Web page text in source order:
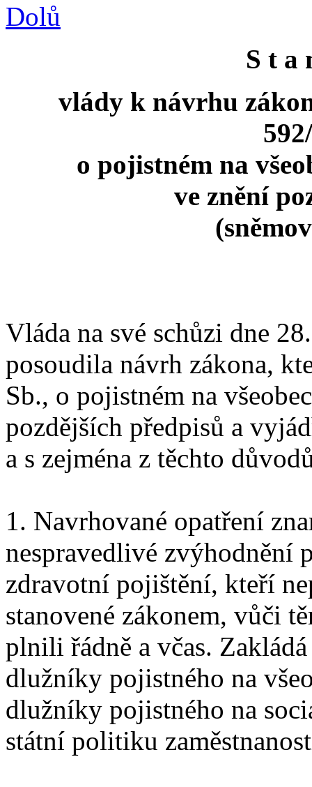
Dolů
S t a
vlády k návrhu
o pojistném na
ve znění
Vláda na své schůzi dne
posoudila návrh zákona,
Sb., o pojistném na
pozdějších předpisů a
a s zejména z těchto
1. Navrhované opatření
nespravedlivé zvýhodnění
zdravotní pojištění, kteří
stanovené zákonem, vůči
plnili řádně a včas.
dlužníky pojistného na
dlužníky pojistného na
státní politiku